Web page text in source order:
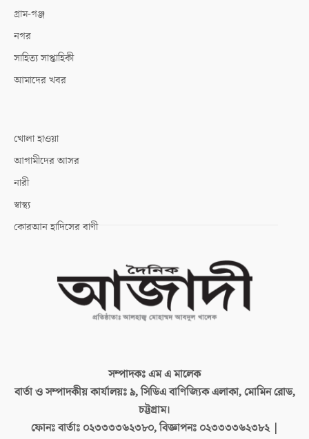
গ্রাম-গঞ্জ
নগর
সাহিত্য সাপ্তাহিকী
আমাদের খবর
খোলা হাওয়া
আগামীদের আসর
নারী
স্বাস্থ্য
কোরআন হাদিসের বাণী
সম্পাদকঃএম এ মালেক
বার্তা ও সম্পাদকীয় কার্যালয়ঃ৯, সিডিএ বাণিজ্যিক এলাকা, মোমিন রোড,
চট্টগ্রাম।
ফোনঃ বার্তাঃ ০২৩৩৩৩৬২৩৮০, বিজ্ঞাপনঃ ০২৩৩৩৩৬২৩৮২ |